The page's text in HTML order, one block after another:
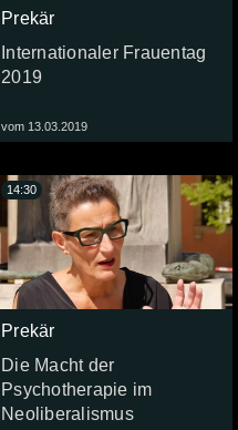
Prekär
Internationaler Frauentag
2019
vom 13.03.2019
Prekär
Die Macht der
Psychotherapie im
Neoliberalismus
14:30